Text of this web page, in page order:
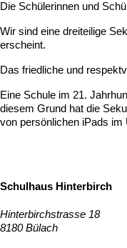
Die Schülerinnen und
Wir sind eine dreiteilige
erscheint.
Das friedliche und
Eine Schule im 21.
diesem Grund hat die
von persönlichen iPads im
Schulhaus Hinterbirch
Hinterbirchstrasse 18
8180 Bülach